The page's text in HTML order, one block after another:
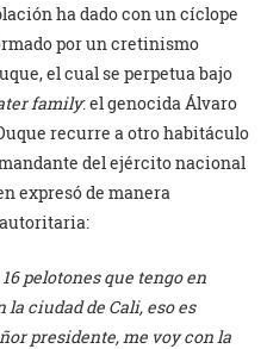
ha dado con un cíclope
por un cretinismo
el cual se perpetua bajo
family: el genocida Álvaro
recurre a otro habitáculo
del ejército nacional
expresó de manera
pelotones que tengo en
la ciudad de Cali, eso es
presidente, me voy con la